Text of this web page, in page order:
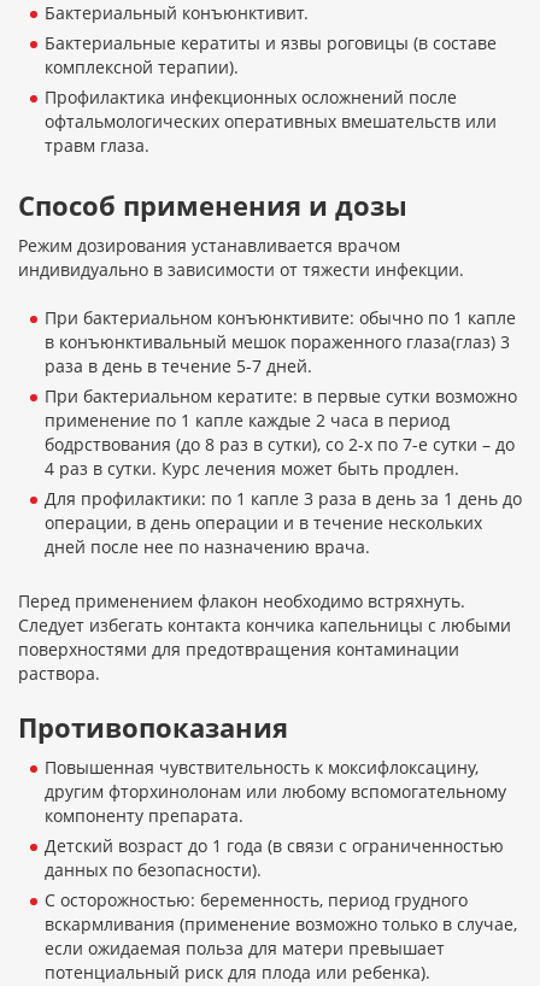
Бактериальный конъюнктивит.
Бактериальные кератиты и язвы роговицы (в составе
комплексной терапии).
Профилактика инфекционных осложнений после
офтальмологических оперативных вмешательств или
травм глаза.
Способ применения и дозы
Режим дозирования устанавливается врачом
индивидуально в зависимости от тяжести инфекции.
При бактериальном конъюнктивите: обычно по 1 капле
в конъюнктивальный мешок пораженного глаза(глаз) 3
раза в день в течение 5-7 дней.
При бактериальном кератите: в первые сутки возможно
применение по 1 капле каждые 2 часа в период
бодрствования (до 8 раз в сутки), со 2-х по 7-е сутки – до
4 раз в сутки. Курс лечения может быть продлен.
Для профилактики: по 1 капле 3 раза в день за 1 день до
операции, в день операции и в течение нескольких
дней после нее по назначению врача.
Перед применением флакон необходимо встряхнуть.
Следует избегать контакта кончика капельницы с любыми
поверхностями для предотвращения контаминации
раствора.
Противопоказания
Повышенная чувствительность к моксифлоксацину,
другим фторхинолонам или любому вспомогательному
компоненту препарата.
Детский возраст до 1 года (в связи с ограниченностью
данных по безопасности).
С осторожностью: беременность, период грудного
вскармливания (применение возможно только в случае,
если ожидаемая польза для матери превышает
потенциальный риск для плода или ребенка).